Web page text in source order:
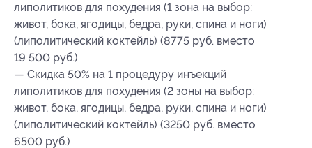
липолитиков для похудения (1 зона на выбор:
живот, бока, ягодицы, бедра, руки, спина и ноги)
(липолитический коктейль) (8775 руб. вместо
19 500 руб.)
— Скидка 50% на 1 процедуру инъекций
липолитиков для похудения (2 зоны на выбор:
живот, бока, ягодицы, бедра, руки, спина и ноги)
(липолитический коктейль) (3250 руб. вместо
6500 руб.)